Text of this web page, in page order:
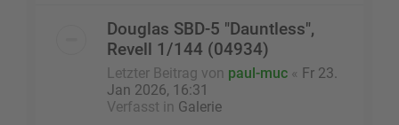
Douglas SBD-5 "Dauntless",
Revell 1/144 (04934)
Letzter Beitrag von paul-muc « Fr 23.
Jan 2026, 16:31
Verfasst in Galerie